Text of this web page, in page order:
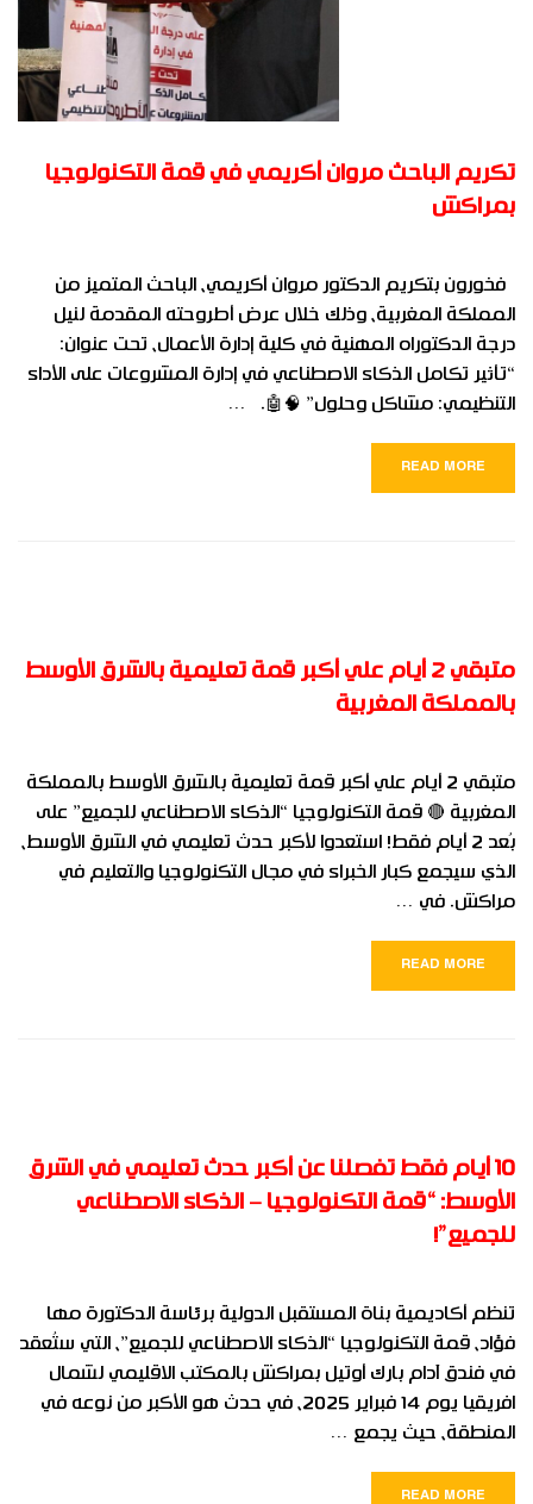
تكريم الباحث مروان أكريمي في قمة التكنولوجيا
بمراكش
فخورون بتكريم الدكتور مروان أكريمي، الباحث المتميز من
المملكة المغربية، وذلك خلال عرض أطروحته المقدمة لنيل
درجة الدكتوراه المهنية في كلية إدارة الأعمال، تحت عنوان:
“تأثير تكامل الذكاء الاصطناعي في إدارة المشروعات على الأداء
التنظيمي: مشاكل وحلول” 🧠🤖. …
READ MORE
متبقي 2 أيام علي أكبر قمة تعليمية بالشرق الأوسط
بالمملكة المغربية
متبقي 2 أيام علي أكبر قمة تعليمية بالشرق الأوسط بالمملكة
المغربية 🔴 قمة التكنولوجيا “الذكاء الاصطناعي للجميع” على
بُعد 2 أيام فقط! استعدوا لأكبر حدث تعليمي في الشرق الأوسط،
الذي سيجمع كبار الخبراء في مجال التكنولوجيا والتعليم في
مراكش. في …
READ MORE
10 أيام فقط تفصلنا عن أكبر حدث تعليمي في الشرق
الأوسط: “قمة التكنولوجيا – الذكاء الاصطناعي
للجميع”!
تنظم أكاديمية بناة المستقبل الدولية برئاسة الدكتورة مها
فؤاد، قمة التكنولوجيا “الذكاء الاصطناعي للجميع”، التي ستُعقد
في فندق آدام بارك أوتيل بمراكش بالمكتب الاقليمي لشمال
افريقيا يوم 14 فبراير 2025، في حدث هو الأكبر من نوعه في
المنطقة، حيث يجمع …
READ MORE